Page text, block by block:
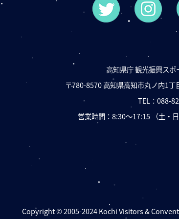
高知県庁 観光振興ス
〒780-8570 高知県高知市丸ノ内1丁
TEL： 088-
営業時間：8:30〜17:15
（土・
Copyright © 2005-2024 Kochi Visitors &